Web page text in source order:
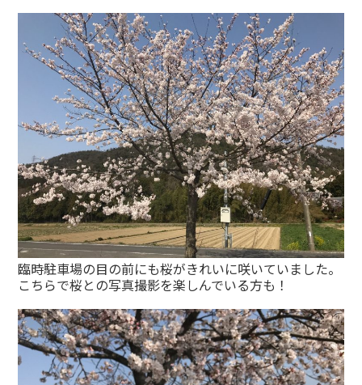
臨時駐車場の目の前にも桜がきれいに咲いていました。
こちらで桜との写真撮影を楽しんでいる方も！